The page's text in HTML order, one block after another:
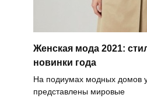
Женская мода 2021:
новинки года
На подиумах модных домов
представлены мировые